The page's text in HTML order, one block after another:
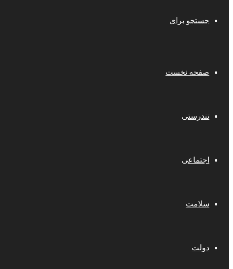
جستجو برای
صفحه نخست
تندرستی
اجتماعی
سلامت
دولت